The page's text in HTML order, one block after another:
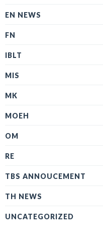
EN NEWS
FN
IBLT
MIS
MK
MOEH
OM
RE
TBS ANNOUCEMENT
TH NEWS
UNCATEGORIZED